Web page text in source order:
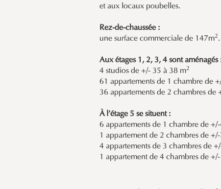
et aux locaux poubelles.
Rez-de-chaussée :
une surface commerciale de 147m2.
Aux étages 1, 2, 3, 4 sont aménagés
4 studios de +/- 35 à 38 m2
61 appartements de 1 chambre de
36 appartements de 2 chambres de
À l’étage 5 se situent :
6 appartements de 1 chambre de
1 appartement de 2 chambres de
4 appartements de 3 chambres de
1 appartement de 4 chambres de